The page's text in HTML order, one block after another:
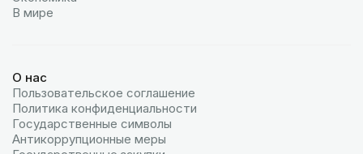
В мире
О нас
Пользовательское соглашение
Политика конфиденциальности
Государственные символы
Антикоррупционные меры